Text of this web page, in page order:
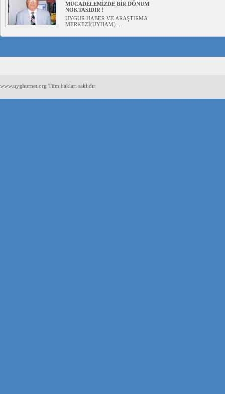
MÜCADELEMİZDE BİR DÖNÜM
NOKTASIDIR !
UYGUR HABER VE ARAŞTIRMA
MERKEZİ(UYHAM) ...
www.uyghurnet.org Tüm hakları saklıdır